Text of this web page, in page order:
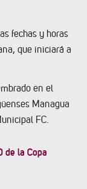
fechas y horas
que iniciará a
en el
Managua
FC.
de la Copa